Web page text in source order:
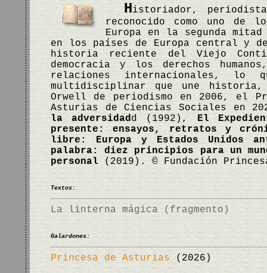
Historiador,
reconocido como uno de
Europa en la segunda
en los países de Europa central y
historia reciente del Viejo
democracia y los derechos
relaciones internacionales, lo
multidisciplinar que une
Orwell de periodismo en 2006, el
Asturias de Ciencias Sociales en
la adversidadd (1992),El
presente: ensayos, retratos y
libre: Europa y Estados Unidos
palabra: diez principios para un
personal(2019). © Fundación
Textos:
La linterna mágica (fragmento)
Galardones:
Princesa de Asturias (2026)